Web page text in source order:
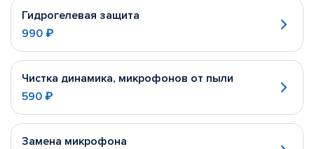
Гидрогелевая защита
990 ₽
Чистка динамика, микрофонов от пыли
590 ₽
Замена микрофона